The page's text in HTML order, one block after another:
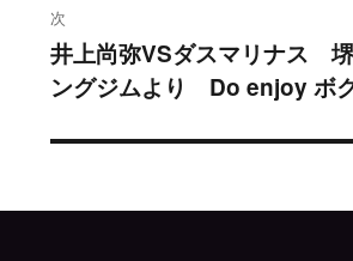
ゲ
ー
稿:
次
次
の
井上尚弥VSダスマリナス
ングジムより Do enjoy ボ